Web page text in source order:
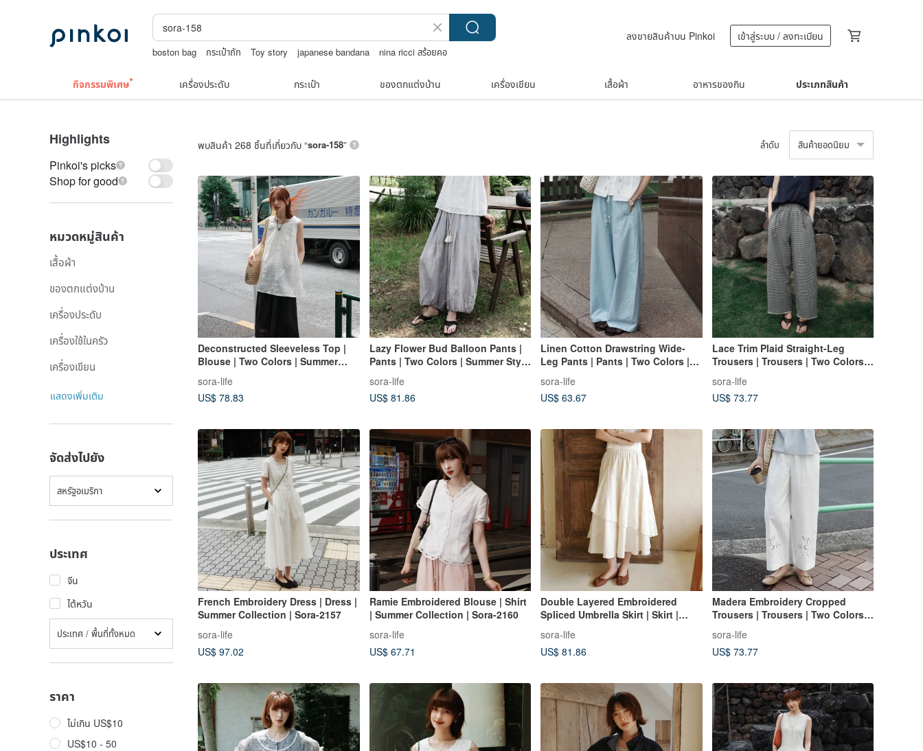
boston bag กระเป๋าถัก Toy story japanese bandana
nina ricci สร้อยคอ
ลงขายสินค้าบน Pinkoi เข้าสู่ระบบ / ลงทะเบียน
กิจกรรมพิเศษ เครื่องประดับ กระเป๋า ของตกแต่งบ้าน เครื่องเขียน เสื้อผ้า อาหารของกิน ประเภทสินค้า
Highlights
Pinkoi's picks
Shop for good
หมวดหมู่สินค้า
เสื้อผ้า
ของตกแต่งบ้าน
เครื่องประดับ
เครื่องใช้ในครัว
เครื่องเขียน
แสดงเพิ่มเติม
จัดส่งไปยัง
สหรัฐอเมริกา
ประเทศ
จีน
ไต้หวัน
ประเทศ / พื้นที่ทั้งหมด
ราคา
ไม่เกิน US$10
US$10 - 50
พบสินค้า 268 ชิ้นที่เกี่ยวกับ “sora-158” ลำดับ สินค้ายอดนิยม
Deconstructed Sleeveless Top |
Blouse | Two Colors | Summer
sora-life
US$ 78.83
Lazy Flower Bud Balloon Pants |
Pants | Two Colors | Summer Style
sora-life
US$ 81.86
Linen Cotton Drawstring Wide-
Leg Pants | Pants | Two Colors |
sora-life
US$ 63.67
Lace Trim Plaid Straight-Leg
Trousers | Trousers | Two Colors |
sora-life
US$ 73.77
French Embroidery Dress | Dress |
Summer Collection | Sora-2157
sora-life
US$ 97.02
Ramie Embroidered Blouse | Shirt
| Summer Collection | Sora-2160
sora-life
US$ 67.71
Double Layered Embroidered
Spliced Umbrella Skirt | Skirt |
sora-life
US$ 81.86
Madera Embroidery Cropped
Trousers | Trousers | Two Colors |
sora-life
US$ 73.77